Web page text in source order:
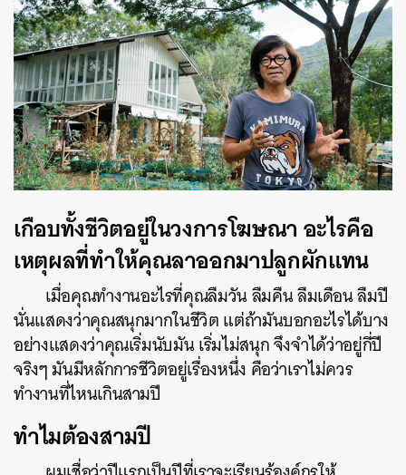
เกือบทั้งชีวิตอยู่ในวงการโฆษณา อะไรคือ
เหตุผลที่ทำให้คุณลาออกมาปลูกผักแทน
เมื่อคุณทำงานอะไรที่คุณลืมวัน ลืมคืน ลืมเดือน ลืมปี
นั่นแสดงว่าคุณสนุกมากในชีวิต แต่ถ้ามันบอกอะไรได้บาง
อย่างแสดงว่าคุณเริ่มนับมัน เริ่มไม่สนุก จึงจำได้ว่าอยู่กี่ปี
จริงๆ มันมีหลักการชีวิตอยู่เรื่องหนึ่ง คือว่าเราไม่ควร
ทำงานที่ไหนเกินสามปี
ทำไมต้องสามปี